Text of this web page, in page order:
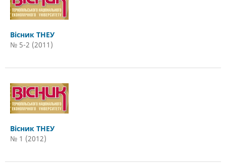
Вісник ТНЕУ
№ 5-2 (2011)
Вісник ТНЕУ
№ 1 (2012)